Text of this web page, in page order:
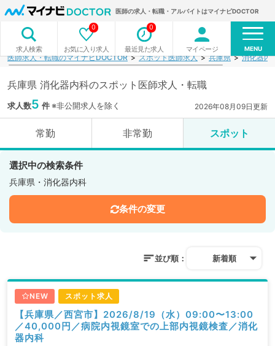
医師の求人・転職・アルバイトはマイナビDOCTOR
求人検索 お気に入り求人
0
最近見た求人
0
マイページ MENU
医師求人・転職のマイナビDOCTOR スポット医師求人 兵庫県 消化器内
兵庫県 消化器内科のスポット医師求人・転職
求人数5 件※非公開求人を除く 2026年08月09日更新
常勤 非常勤 スポット
選択中の検索条件
兵庫県・消化器内科
条件の変更
並び順： 新着順
NEW スポット求人
【兵庫県／西宮市】2026/8/19（水）09:00〜13:00
／40,000円／病院内視鏡室での上部内視鏡検査／消化
器内科